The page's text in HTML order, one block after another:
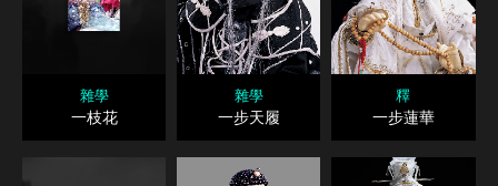
雜學
一枝花
雜學
一步天履
釋
一步蓮華